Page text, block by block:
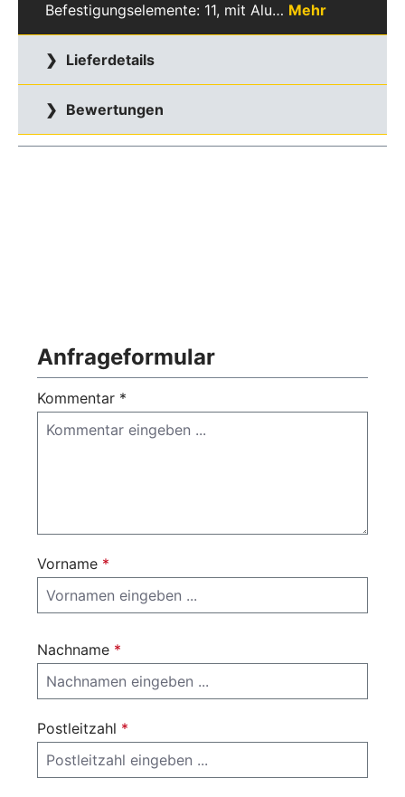
Befestigungselemente: 11, mit Alu… Mehr
Lieferdetails
Bewertungen
Anfrageformular
Kommentar *
Vorname *
Nachname *
Postleitzahl *